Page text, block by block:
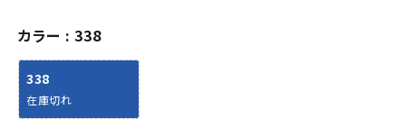
カラー 338
338
在庫切れ